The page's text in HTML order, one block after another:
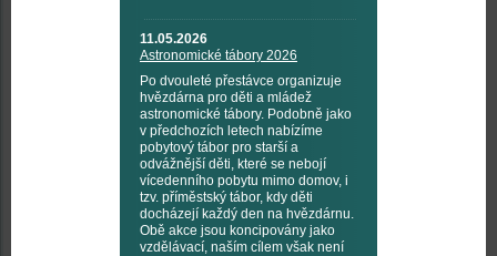
11.05.2026
Astronomické tábory 2026
Po dvouleté přestávce organizuje
hvězdárna pro děti a mládež
astronomické tábory. Podobně jako
v předchozích letech nabízíme
pobytový tábor pro starší a
odvážnější děti, které se nebojí
vícedenního pobytu mimo domov, i
tzv. příměstský tábor, kdy děti
docházejí každý den na hvězdárnu.
Obě akce jsou koncipovány jako
vzdělávací, naším cílem však není